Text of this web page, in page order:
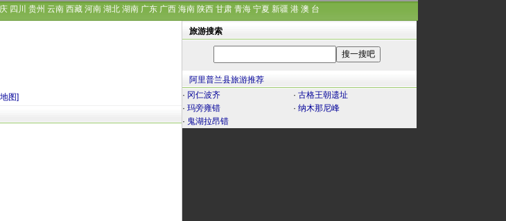
四川 贵州 云南 西藏 河南 湖北 湖南 广东 广西 海南 陕西 甘肃 青海 宁夏 新疆 港 澳 台
图]
旅游搜索
阿里普兰县旅游推荐
· 冈仁波齐 · 古格王朝遗址
· 玛旁雍错 · 纳木那尼峰
· 鬼湖拉昂错